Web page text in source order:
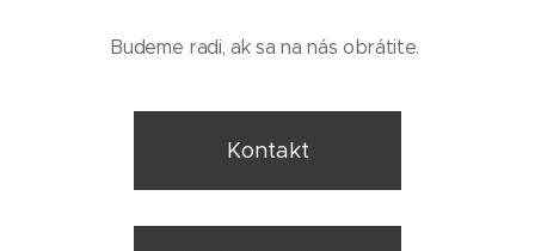
Budeme radi, ak sa na nás obrátite.
Kontakt